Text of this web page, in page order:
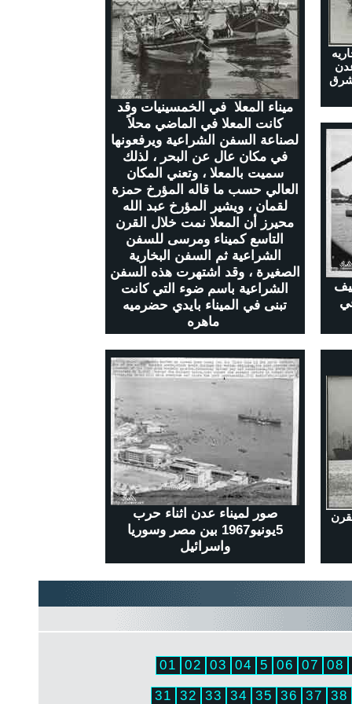
ميناء المعلا في الخمسينيات وقد
كانت المعلا في الماضي محلاً
لصناعة السفن الشراعية ويرفعونها
في مكان عال عن البحر ، لذلك
سميت بالمعلا ، وتعني المكان
العالي حسب ما قاله المؤرخ حمزة
لقمان ، ويشير المؤرخ عبد الله
محيرز أن المعلا نمت خلال القرن
التاسع كميناء ومرسى للسفن
الشراعية ثم السفن البخارية
الصغيرة ، وقد اشتهرت هذه السفن
الشراعية باسم ضوء التي كانت
تبنى في الميناء بايدي حضرميه
ماهره
شرق
صور لميناء عدن اثناء حرب
5يونيو1967 بين مصر وسوريا
واسرائيل
01 02 03 04 5 06 07 08
31 32 33 34 35 36 37 38